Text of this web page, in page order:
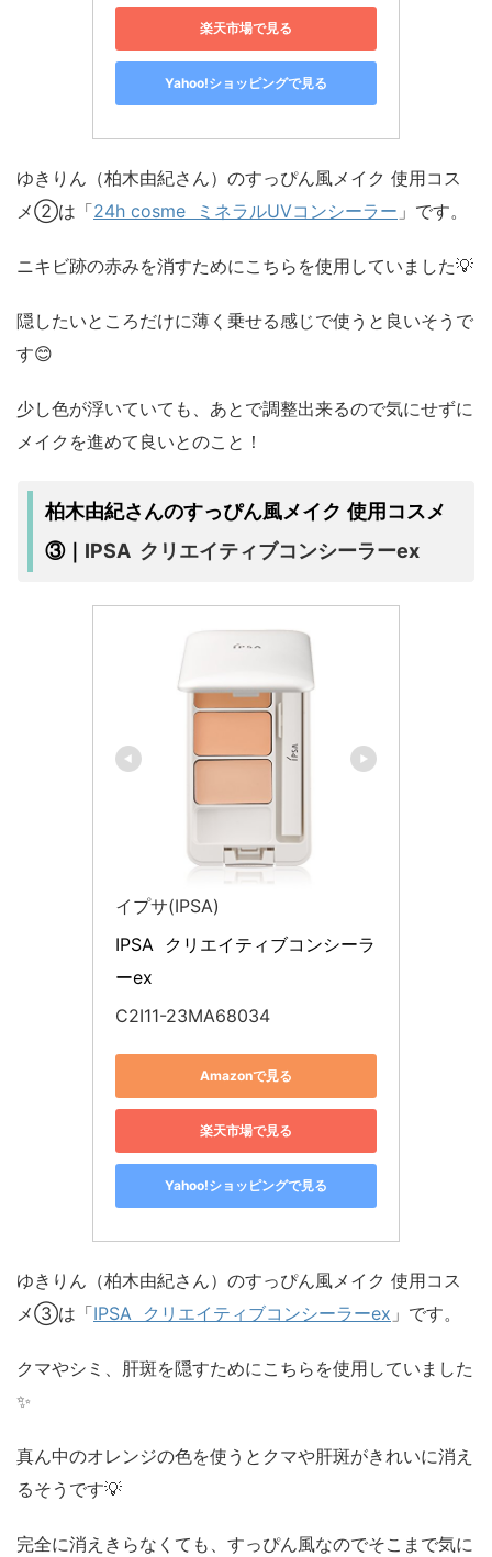
楽天市場で見る
Yahoo!ショッピングで見る
ゆきりん（柏木由紀さん）のすっぴん風メイク 使用コス
メ②は「24h cosme ミネラルUVコンシーラー 」です。
ニキビ跡の赤みを消すためにこちらを使用していました💡
隠したいところだけに薄く乗せる感じで使うと良いそうで
す😊
少し色が浮いていても、あとで調整出来るので気にせずに
メイクを進めて良いとのこと！
柏木由紀さんのすっぴん風メイク 使用コスメ
③｜ IPSA クリエイティブコンシーラーex
イプサ(IPSA)
IPSA  クリエイティブコンシーラ
ーex
C2I11-23MA68034
Amazonで見る
楽天市場で見る
Yahoo!ショッピングで見る
ゆきりん（柏木由紀さん）のすっぴん風メイク 使用コス
メ③は「IPSA クリエイティブコンシーラーex 」です。
クマやシミ、肝斑を隠すためにこちらを使用していました
✨
真ん中のオレンジの色を使うとクマや肝斑がきれいに消え
るそうです💡
完全に消えきらなくても、すっぴん風なのでそこまで気に